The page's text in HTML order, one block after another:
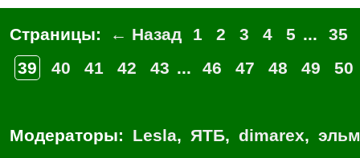
Страницы: ← Назад 1 2 3 4 5 ...
35
39
40 41 42 43 ... 46 47 48 49 50
Модераторы: Lesla, ЯТБ, dimarex,